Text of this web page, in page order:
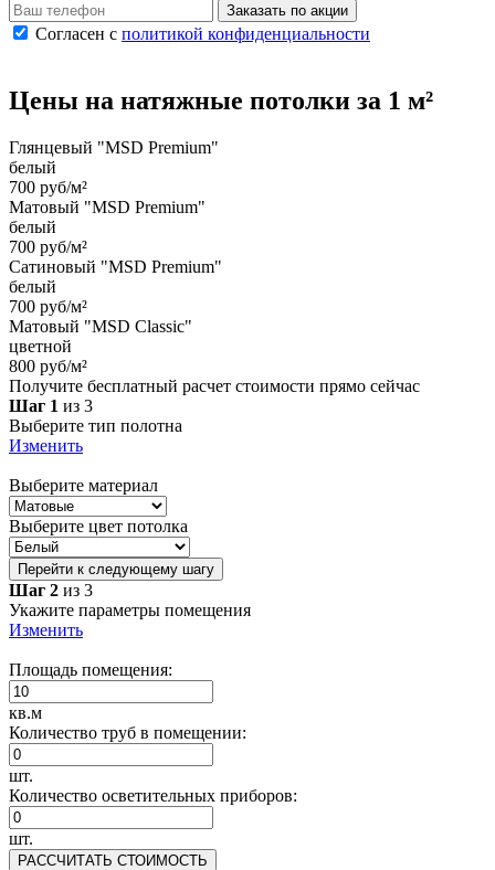
Заказать по акции
Согласен с политикой конфиденциальности
Цены на натяжные потолки за 1 м²
Глянцевый "MSD Premium"
белый
700 руб/м²
Матовый "MSD Premium"
белый
700 руб/м²
Сатиновый "MSD Premium"
белый
700 руб/м²
Матовый "MSD Classic"
цветной
800 руб/м²
Получите бесплатный расчет стоимости прямо сейчас
Шаг 1 из 3
Выберите тип полотна
Изменить
Выберите материал
Выберите цвет потолка
Перейти к следующему шагу
Шаг 2 из 3
Укажите параметры помещения
Изменить
Площадь помещения:
кв.м
Количество труб в помещении:
шт.
Количество осветительных приборов:
шт.
РАССЧИТАТЬ СТОИМОСТЬ